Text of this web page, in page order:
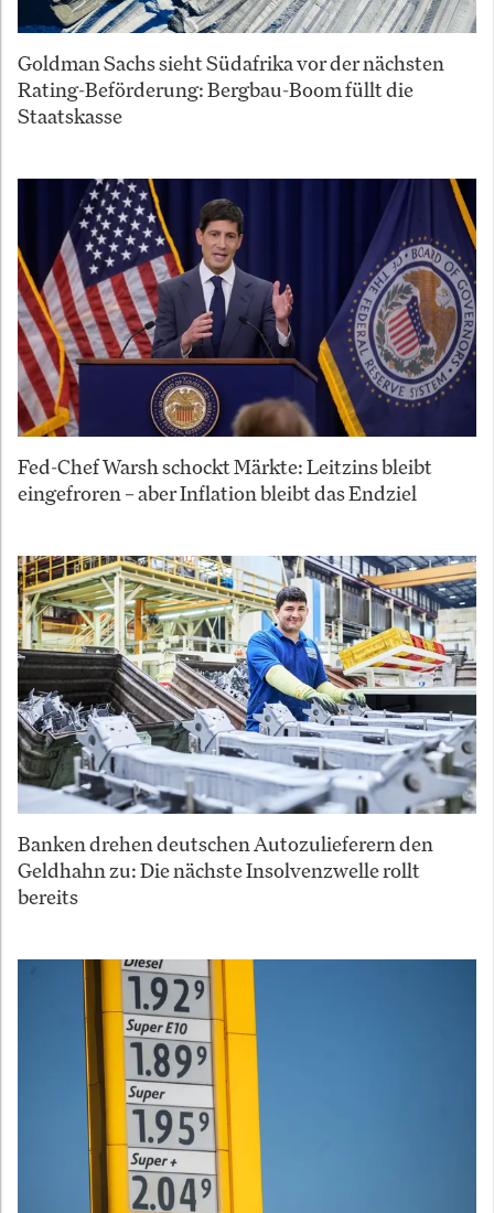
Goldman Sachs sieht Südafrika vor der nächsten
Rating-Beförderung: Bergbau-Boom füllt die
Staatskasse
Fed-Chef Warsh schockt Märkte: Leitzins bleibt
eingefroren – aber Inflation bleibt das Endziel
Banken drehen deutschen Autozulieferern den
Geldhahn zu: Die nächste Insolvenzwelle rollt
bereits